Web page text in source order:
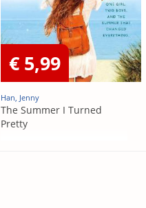
€ 5,99
Han, Jenny
The Summer I Turned
Pretty